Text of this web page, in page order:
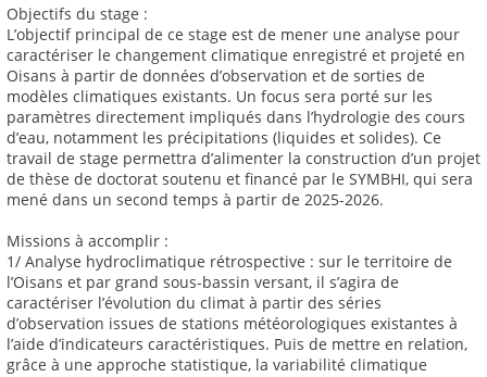
Objectifs du stage :
L’objectif principal de ce stage est de mener une analyse pour
caractériser le changement climatique enregistré et projeté en
Oisans à partir de données d’observation et de sorties de
modèles climatiques existants. Un focus sera porté sur les
paramètres directement impliqués dans l’hydrologie des cours
d’eau, notamment les précipitations (liquides et solides). Ce
travail de stage permettra d’alimenter la construction d’un projet
de thèse de doctorat soutenu et financé par le SYMBHI, qui sera
mené dans un second temps à partir de 2025-2026.
Missions à accomplir :
1/ Analyse hydroclimatique rétrospective : sur le territoire de
l’Oisans et par grand sous-bassin versant, il s’agira de
caractériser l’évolution du climat à partir des séries
d’observation issues de stations météorologiques existantes à
l’aide d’indicateurs caractéristiques. Puis de mettre en relation,
grâce à une approche statistique, la variabilité climatique